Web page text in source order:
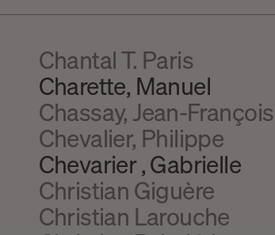
Chantal T. Paris
Charette, Manuel
Chassay, Jean-François
Chevalier, Philippe
Chevarier , Gabrielle
Christian Giguère
Christian Larouche